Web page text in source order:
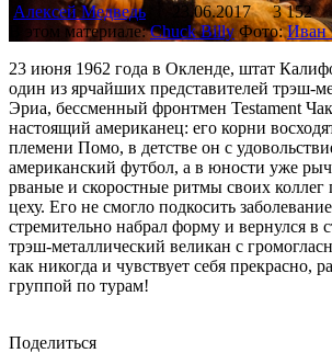
Алексей Медведь 23.06.2017
3 152
В этом материале:Chuck Billy Фото:Иван
23 июня 1962 года в Окленде, штат
один из ярчайших представителей трэш-
Эриа, бессменный фронтмен Testament
настоящий американец: его корни
племени Помо, в детстве он с
американский футбол, а в юности уже
рваные и скоростные ритмы своих
цеху. Его не смогло подкосить
стремительно набрал форму и вернулся в
трэш-металлический великан с
как никогда и чувствует себя прекрасно,
группой по турам!
Поделиться